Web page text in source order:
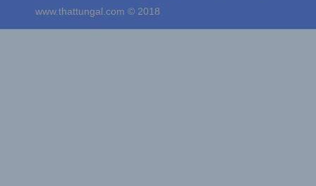
www.thattungal.com © 2018